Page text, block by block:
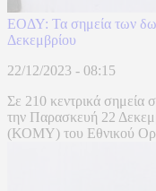
ΕΟΔΥ: Τα σημεία των
Δεκεμβρίου
22/12/2023 - 08:15
Σε 210 κεντρικά σημεία
την Παρασκευή 22
(ΚΟΜΥ) του Εθνικού